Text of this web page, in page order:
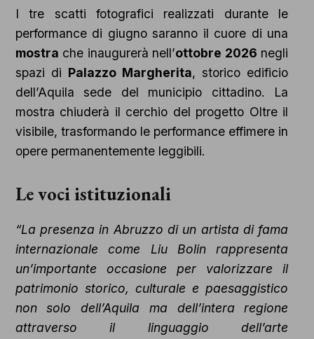
I tre scatti fotografici realizzati durante le
performance di giugno saranno il cuore di una
mostra che inaugurerà nell’ottobre 2026 negli
spazi di Palazzo Margherita, storico edificio
dell’Aquila sede del municipio cittadino. La
mostra chiuderà il cerchio del progetto Oltre il
visibile, trasformando le performance effimere in
opere permanentemente leggibili.
Le voci istituzionali
“La presenza in Abruzzo di un artista di fama
internazionale come Liu Bolin rappresenta
un’importante occasione per valorizzare il
patrimonio storico, culturale e paesaggistico
non solo dell’Aquila ma dell’intera regione
attraverso il linguaggio dell’arte